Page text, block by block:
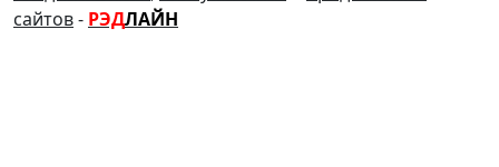
сайтов- РЭДЛАЙН